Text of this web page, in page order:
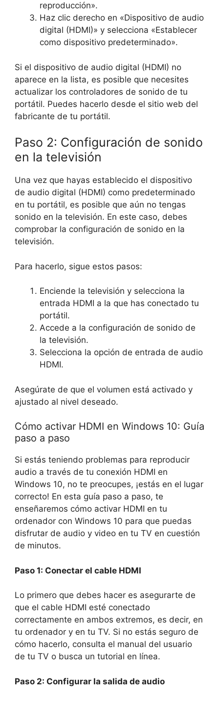
reproducción».
Haz clic derecho en «Dispositivo de audio
digital (HDMI)» y selecciona «Establecer
como dispositivo predeterminado».
Si el dispositivo de audio digital (HDMI) no
aparece en la lista, es posible que necesites
actualizar los controladores de sonido de tu
portátil. Puedes hacerlo desde el sitio web del
fabricante de tu portátil.
Paso 2: Configuración de sonido
en la televisión
Una vez que hayas establecido el dispositivo
de audio digital (HDMI) como predeterminado
en tu portátil, es posible que aún no tengas
sonido en la televisión. En este caso, debes
comprobar la configuración de sonido en la
televisión.
Para hacerlo, sigue estos pasos:
Enciende la televisión y selecciona la
entrada HDMI a la que has conectado tu
portátil.
Accede a la configuración de sonido de
la televisión.
Selecciona la opción de entrada de audio
HDMI.
Asegúrate de que el volumen está activado y
ajustado al nivel deseado.
Cómo activar HDMI en Windows 10: Guía
paso a paso
Si estás teniendo problemas para reproducir
audio a través de tu conexión HDMI en
Windows 10, no te preocupes, ¡estás en el lugar
correcto! En esta guía paso a paso, te
enseñaremos cómo activar HDMI en tu
ordenador con Windows 10 para que puedas
disfrutar de audio y video en tu TV en cuestión
de minutos.
Paso 1: Conectar el cable HDMI
Lo primero que debes hacer es asegurarte de
que el cable HDMI esté conectado
correctamente en ambos extremos, es decir, en
tu ordenador y en tu TV. Si no estás seguro de
cómo hacerlo, consulta el manual del usuario
de tu TV o busca un tutorial en línea.
Paso 2: Configurar la salida de audio